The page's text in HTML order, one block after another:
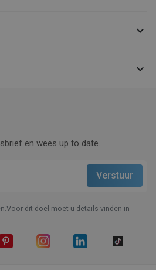


en wees up to date.
dit doel moet u details vinden in